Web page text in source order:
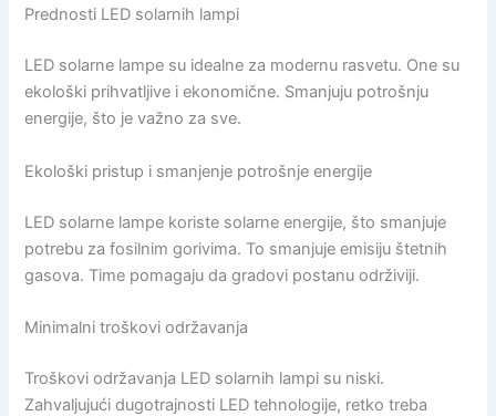
Prednosti LED solarnih lampi
LED solarne lampe su idealne za modernu rasvetu. One su
ekološki prihvatljive i ekonomične. Smanjuju potrošnju
energije, što je važno za sve.
Ekološki pristup i smanjenje potrošnje energije
LED solarne lampe koriste solarne energije, što smanjuje
potrebu za fosilnim gorivima. To smanjuje emisiju štetnih
gasova. Time pomagaju da gradovi postanu održiviji.
Minimalni troškovi održavanja
Troškovi održavanja LED solarnih lampi su niski.
Zahvaljujući dugotrajnosti LED tehnologije, retko treba